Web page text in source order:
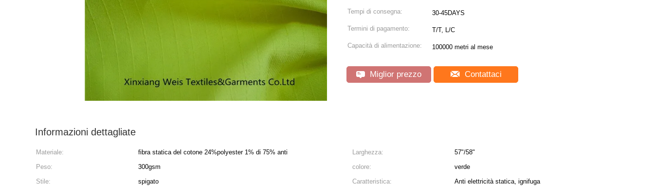
Tempi di consegna: 30-45DAYS
Termini di pagamento: T/T, L/C
Capacità di alimentazione: 100000 metri al mese
Miglior prezzo Contattaci
Informazioni dettagliate
Materiale: fibra statica del cotone 24%polyester 1% di 75% anti Larghezza:
57"/58"
Peso:
300gsm colore:
verde
Stile:
spigato Caratteristica:
Anti elettricità statica, ignifuga